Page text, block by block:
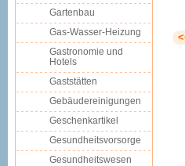
Gartenbau
Gas-Wasser-Heizung
Gastronomie und
Hotels
Gaststätten
Gebäudereinigungen
Geschenkartikel
Gesundheitsvorsorge
Gesundheitswesen